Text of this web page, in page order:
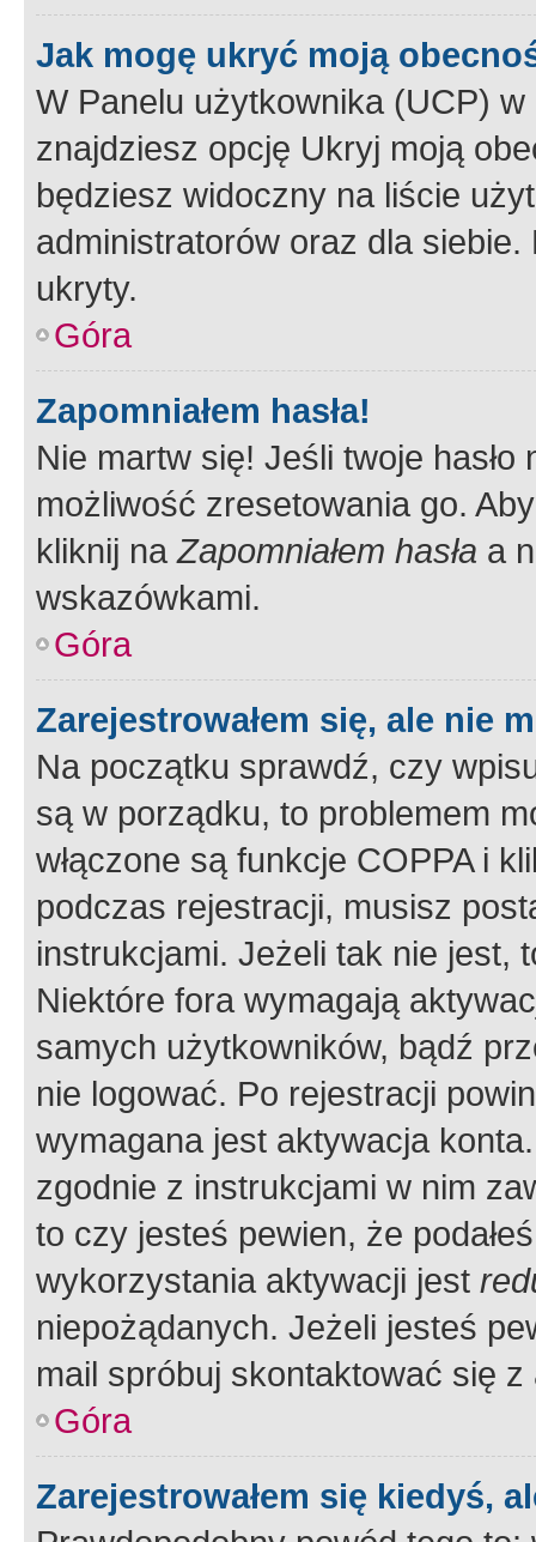
Jak mogę ukryć moją
W Panelu użytkownika (UCP) w
znajdziesz opcję Ukryj moją
będziesz widoczny na liście
administratorów oraz dla
ukryty.
Góra
Zapomniałem hasła!
Nie martw się! Jeśli twoje
możliwość zresetowania go.
kliknij naZapomniałem hasła a
wskazówkami.
Góra
Zarejestrowałem się, ale nie
Na początku sprawdź, czy
są w porządku, to problemem
włączone są funkcje COPPA i
podczas rejestracji, musisz
instrukcjami. Jeżeli tak nie jest,
Niektóre fora wymagają
samych użytkowników, bądź
nie logować. Po rejestracji
wymagana jest aktywacja
zgodnie z instrukcjami w nim
to czy jesteś pewien, że
wykorzystania aktywacji jest
niepożądanych. Jeżeli jesteś
mail spróbuj skontaktować się
Góra
Zarejestrowałem się kiedyś,